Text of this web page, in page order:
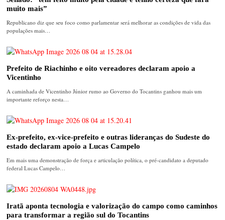
muito mais”
Republicano diz que seu foco como parlamentar será melhorar as condições de vida das
populações mais…
Prefeito de Riachinho e oito vereadores declaram apoio a
Vicentinho
A caminhada de Vicentinho Júnior rumo ao Governo do Tocantins ganhou mais um
importante reforço nesta…
Ex-prefeito, ex-vice-prefeito e outras lideranças do Sudeste do
estado declaram apoio a Lucas Campelo
Em mais uma demonstração de força e articulação política, o pré-candidato a deputado
federal Lucas Campelo…
Iratã aponta tecnologia e valorização do campo como caminhos
para transformar a região sul do Tocantins